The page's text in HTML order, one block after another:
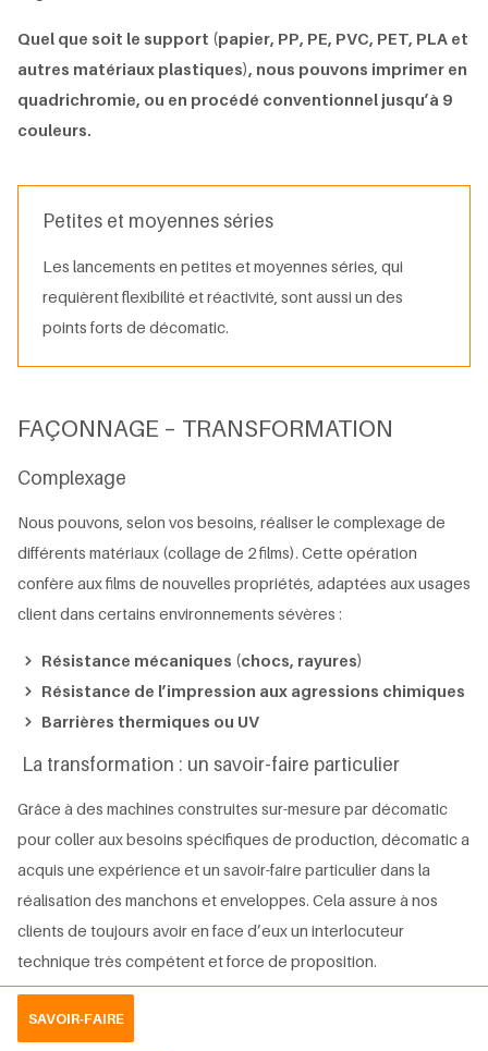
Quel que soit le support (papier, PP, PE, PVC, PET, PLA et
autres matériaux plastiques), nous pouvons imprimer en
quadrichromie, ou en procédé conventionnel jusqu’à 9
couleurs.
Petites et moyennes séries
Les lancements en petites et moyennes séries, qui
requièrent flexibilité et réactivité, sont aussi un des
points forts de décomatic.
FAÇONNAGE – TRANSFORMATION
Complexage
Nous pouvons, selon vos besoins, réaliser le complexage de
différents matériaux (collage de 2 films). Cette opération
confère aux films de nouvelles propriétés, adaptées aux usages
client dans certains environnements sévères :
Résistance mécaniques (chocs, rayures)
Résistance de l’impression aux agressions chimiques
Barrières thermiques ou UV
La transformation : un savoir-faire particulier
Grâce à des machines construites sur-mesure par décomatic
pour coller aux besoins spécifiques de production, décomatic a
acquis une expérience et un savoir-faire particulier dans la
réalisation des manchons et enveloppes. Cela assure à nos
clients de toujours avoir en face d’eux un interlocuteur
technique très compétent et force de proposition.
SAVOIR-FAIRE